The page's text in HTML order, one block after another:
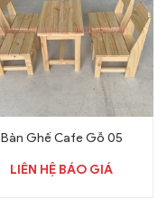
Bàn Ghế Cafe Gỗ 05
LIÊN HỆ BÁO GIÁ